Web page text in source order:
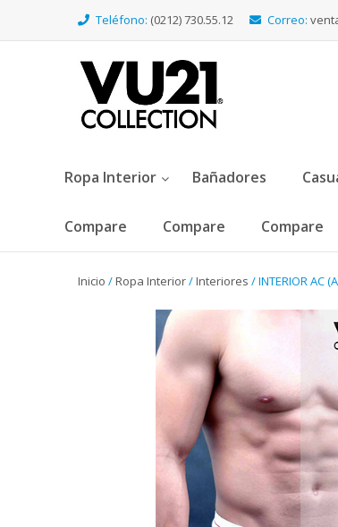
Teléfono: (0212) 730.55.12 Correo:
Ropa Interior Bañadores
Compare Compare Compare
Inicio /Ropa Interior/Interiores / INTERIOR AC